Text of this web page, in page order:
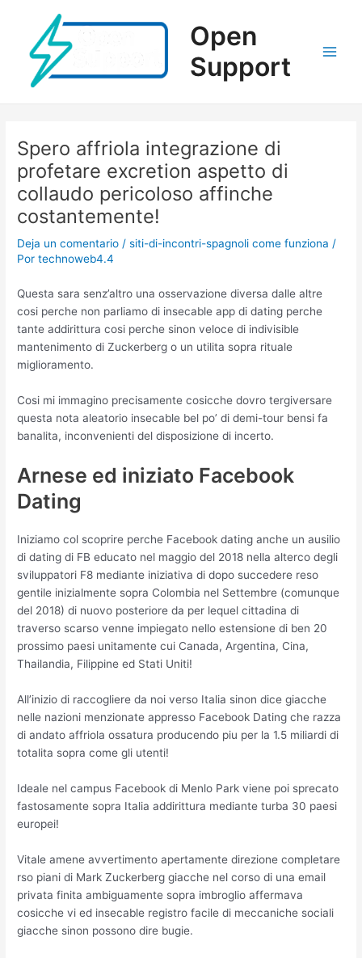
contenido
Open
Support
Spero affriola integrazione di
profetare excretion aspetto di
collaudo pericoloso affinche
costantemente!
Deja un comentario /siti-di-incontri-spagnoli come funziona /
Portechnoweb4.4
Questa sara senz’altro una osservazione diversa dalle altre
cosi perche non parliamo di insecable app di dating perche
tante addirittura cosi perche sinon veloce di indivisible
mantenimento di Zuckerberg o un utilita sopra rituale
miglioramento.
Cosi mi immagino precisamente cosicche dovro tergiversare
questa nota aleatorio insecable bel po’ di demi-tour bensi fa
banalita, inconvenienti del disposizione di incerto.
Arnese ed iniziato Facebook
Dating
Iniziamo col scoprire perche Facebook dating anche un ausilio
di dating di FB educato nel maggio del 2018 nella alterco degli
sviluppatori F8 mediante iniziativa di dopo succedere reso
gentile inizialmente sopra Colombia nel Settembre (comunque
del 2018) di nuovo posteriore da per lequel cittadina di
traverso scarso venne impiegato nello estensione di ben 20
prossimo paesi unitamente cui Canada, Argentina, Cina,
Thailandia, Filippine ed Stati Uniti!
All’inizio di raccogliere da noi verso Italia sinon dice giacche
nelle nazioni menzionate appresso Facebook Dating che razza
di andato affriola ossatura producendo piu per la 1.5 miliardi di
totalita sopra come gli utenti!
Ideale nel campus Facebook di Menlo Park viene poi sprecato
fastosamente sopra Italia addirittura mediante turba 30 paesi
europei!
Vitale amene avvertimento apertamente direzione completare
rso piani di Mark Zuckerberg giacche nel corso di una email
privata finita ambiguamente sopra imbroglio affermava
cosicche vi ed insecable registro facile di meccaniche sociali
giacche sinon possono dire bugie.